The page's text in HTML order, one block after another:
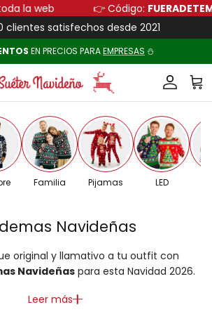
toda la web 👉 Código:
clientes satisfechos desde 2021
EN PRECIOS PARAEMPRESAS ⛄
Cuenta
Familia Pijamas LED
Navideñas
original y llamativo a tu outfit con
Navideñaspara esta Navidad 2026.
Leer más